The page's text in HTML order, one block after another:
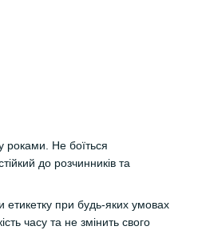
роками. Не боїться
до розчинників та
етикетку при будь-яких умовах
часу та не змінить свого